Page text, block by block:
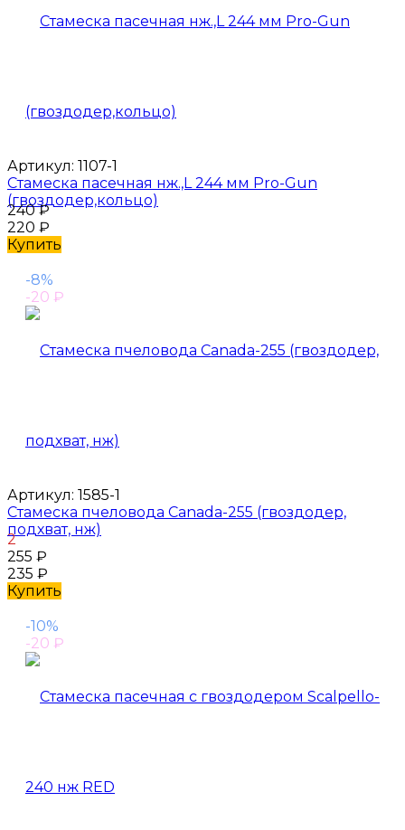
Артикул: 1107-1
Стамеска пасечная нж.,L 244 мм Pro-Gun
(гвоздодер,кольцо)
240₽
220 ₽
Купить
-8%
-20 ₽
Артикул: 1585-1
Стамеска пчеловода Canada-255 (гвоздодер,
подхват, нж)
2
255 ₽
235 ₽
Купить
-10%
-20 ₽